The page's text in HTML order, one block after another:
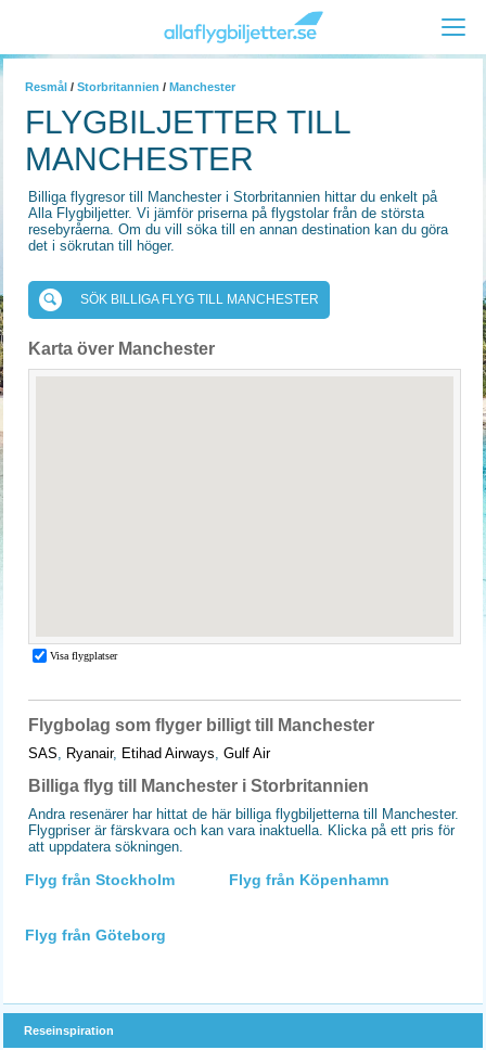
Resmål / Storbritannien / Manchester
FLYGBILJETTER TILL
MANCHESTER
Billiga flygresor till Manchester i Storbritannien hittar du enkelt på
Alla Flygbiljetter. Vi jämför priserna på flygstolar från de största
resebyråerna. Om du vill söka till en annan destination kan du göra
det i sökrutan till höger.
SÖK BILLIGA FLYG TILL MANCHESTER
Karta över Manchester
Flygbolag som flyger billigt till Manchester
SAS, Ryanair, Etihad Airways, Gulf Air
Billiga flyg till Manchester i Storbritannien
Andra resenärer har hittat de här billiga flygbiljetterna till Manchester.
Flygpriser är färskvara och kan vara inaktuella. Klicka på ett pris för
att uppdatera sökningen.
Flyg från Stockholm Flyg från Köpenhamn
Flyg från Göteborg
Reseinspiration